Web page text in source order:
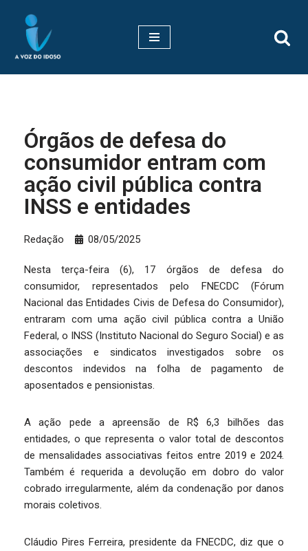
Pular
para
Órgãos de defesa do
consumidor entram com
ação civil pública contra
INSS e entidades
Redação 08/05/2025
Nesta terça-feira (6), 17 órgãos de defesa do
consumidor, representados pelo FNECDC (Fórum
Nacional das Entidades Civis de Defesa do Consumidor),
entraram com uma ação civil pública contra a União
Federal, o INSS (Instituto Nacional do Seguro Social) e as
associações e sindicatos investigados sobre os
descontos indevidos na folha de pagamento de
aposentados e pensionistas.
A ação pede a apreensão de R$ 6,3 bilhões das
entidades, o que representa o valor total de descontos
de mensalidades associativas feitos entre 2019 e 2024.
Também é requerida a devolução em dobro do valor
cobrado irregularmente, além da condenação por danos
morais coletivos.
Cláudio Pires Ferreira, presidente da FNECDC, diz que o